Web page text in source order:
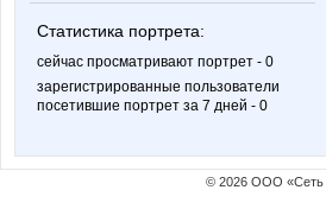
Статистика портрета:
сейчас просматривают портрет - 0
зарегистрированные пользователи
посетившие портрет за 7 дней - 0
© 2026 ООО «Сеть